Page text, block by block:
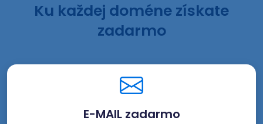
Ku každej doméne získate
zadarmo
E-MAIL zadarmo